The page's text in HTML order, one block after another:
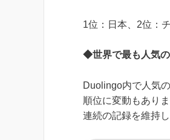
1位：日本、2位：
◆世界で最も人気
Duolingo内で人気
順位に変動もあり
連続の記録を維持